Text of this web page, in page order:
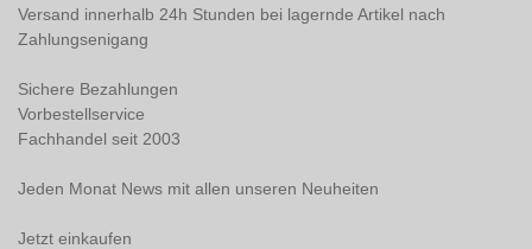
Versand innerhalb 24h Stunden bei lagernde Artikel nach
Zahlungsenigang
Sichere Bezahlungen
Vorbestellservice
Fachhandel seit 2003
Jeden Monat News mit allen unseren Neuheiten
Jetzt einkaufen